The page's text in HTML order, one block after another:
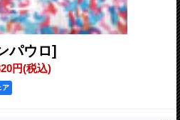
パウロ]
円(税込)
ア